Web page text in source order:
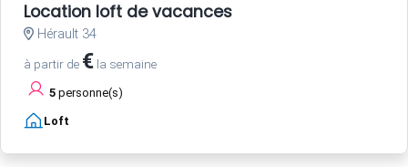
Location loft de vacances
Hérault 34
à partir de € la semaine
5 personne(s)
Loft